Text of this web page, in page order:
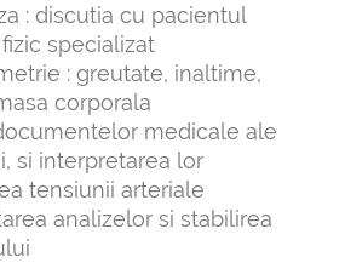
: discutia cu pacientul
specializat
: greutate, inaltime,
corporala
medicale ale
si interpretarea lor
tensiunii arteriale
analizelor si stabilirea